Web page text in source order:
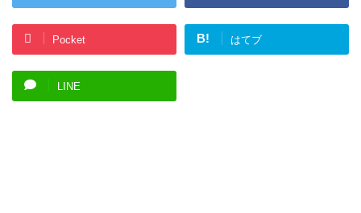
Pocket B! はてブ
LINE